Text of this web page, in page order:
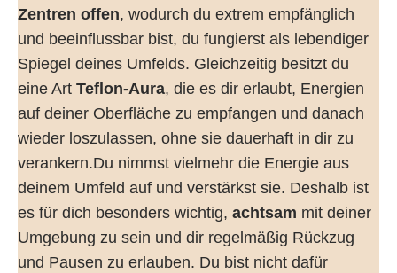
Zentren offen, wodurch du extrem empfänglich
und beeinflussbar bist, du fungierst als lebendiger
Spiegel deines Umfelds. Gleichzeitig besitzt du
eine Art Teflon-Aura, die es dir erlaubt, Energien
auf deiner Oberfläche zu empfangen und danach
wieder loszulassen, ohne sie dauerhaft in dir zu
verankern.Du nimmst vielmehr die Energie aus
deinem Umfeld auf und verstärkst sie. Deshalb ist
es für dich besonders wichtig, achtsam mit deiner
Umgebung zu sein und dir regelmäßig Rückzug
und Pausen zu erlauben. Du bist nicht dafür